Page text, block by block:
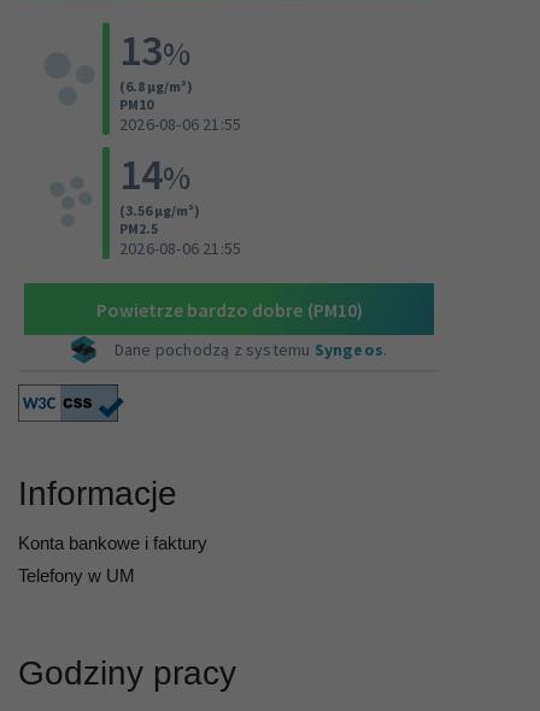
Informacje
Konta bankowe i faktury
Telefony w UM
Godziny pracy